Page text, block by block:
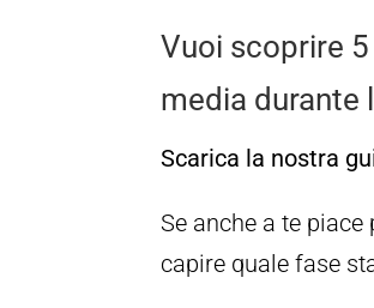
Vuoi scoprire
media durante
Scarica la nostra
Se anche a te
capire quale fase